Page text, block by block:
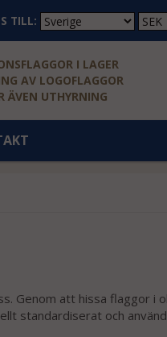
TILL:
I LAGER
AV LOGOFLAGGOR
ÄVEN UTHYRNING
Genom att hissa flaggor i
standardiserat och